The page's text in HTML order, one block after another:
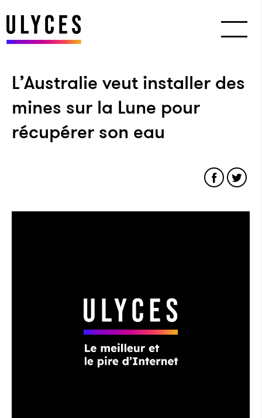
L’Australie veut installer des
mines sur la Lune pour
récupérer son eau